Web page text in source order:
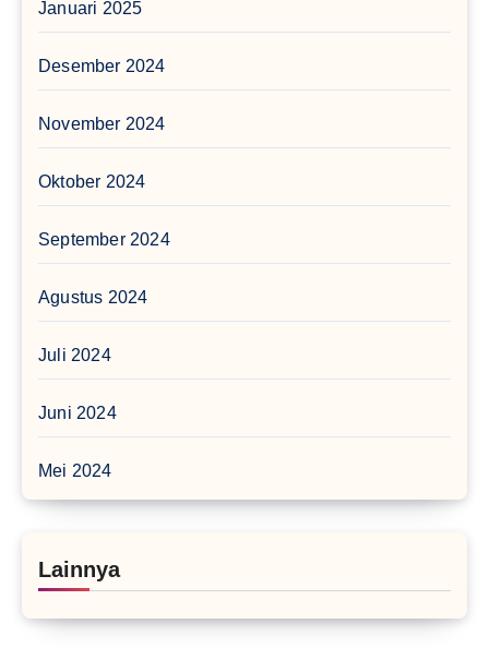
Januari 2025
Desember 2024
November 2024
Oktober 2024
September 2024
Agustus 2024
Juli 2024
Juni 2024
Mei 2024
Lainnya